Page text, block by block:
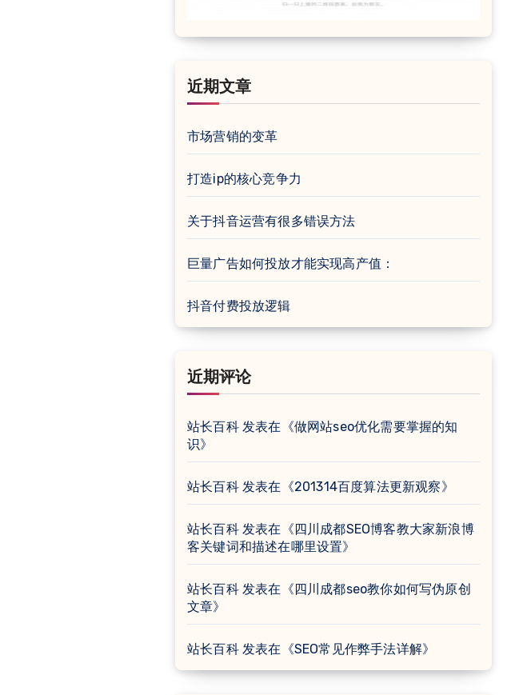
近期文章
市场营销的变革
打造ip的核心竞争力
关于抖音运营有很多错误方法
巨量广告如何投放才能实现高产值：
抖音付费投放逻辑
近期评论
站长百科发表在《做网站seo优化需要掌握的知
识》
站长百科发表在《201314百度算法更新观察》
站长百科发表在《四川成都SEO博客教大家新浪博
客关键词和描述在哪里设置》
站长百科发表在《四川成都seo教你如何写伪原创
文章》
站长百科发表在《SEO常见作弊手法详解》